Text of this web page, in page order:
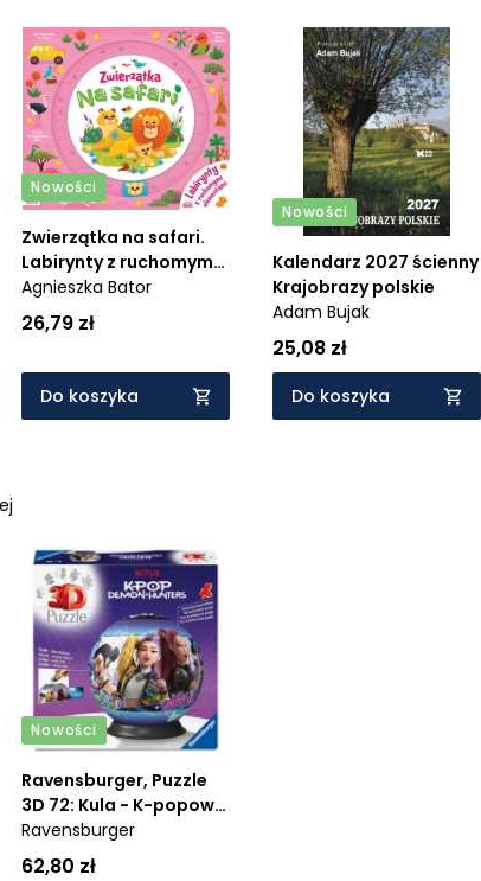
Nowości
Zwierzątka na safari.
Labirynty z ruchomymi
elementami
Agnieszka Bator
26,79 zł
Do koszyka
Nowości
Kalendarz 2027 ścienny
Krajobrazy polskie
Adam Bujak
25,08 zł
Do koszyka
Nowości
Ravensburger, Puzzle
3D 72: Kula - K-popowe
łowczynie demonów
(12002885)
Ravensburger
62,80 zł